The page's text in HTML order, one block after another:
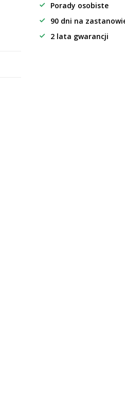
Porady osobiste
90 dni na
2 lata gwarancji